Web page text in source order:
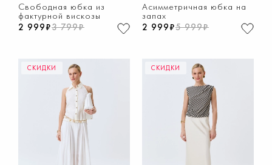
Свободная юбка из
фактурной вискозы
2 999₽3 799₽
Асимметричная юбка на
запах
2 999₽5 999₽
СКИДКИ СКИДКИ